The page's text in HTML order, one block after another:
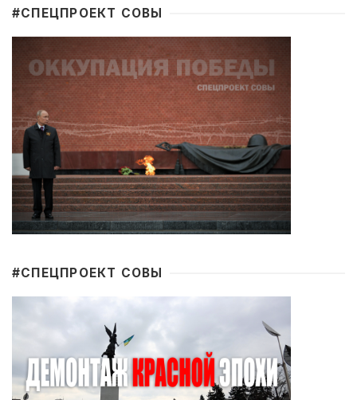
#CПЕЦПРОЕКТ СОВЫ
#CПЕЦПРОЕКТ СОВЫ